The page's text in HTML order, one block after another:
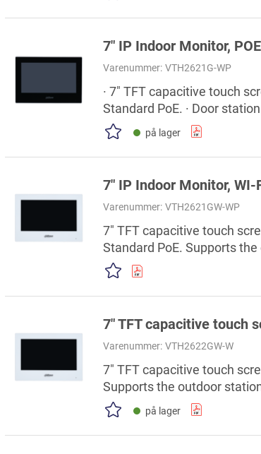
7" IP Indoor Monitor,
Varenummer: VTH2621G-WP
· 7" TFT capacitive touch
Standard PoE. · Door
cost-effective.
på lager
7" IP Indoor Monitor, WI-
Varenummer: VTH2621GW-WP
7" TFT capacitive touch
Standard PoE. Supports
Customize DND mode and
7" TFT capacitive touch
Varenummer: VTH2622GW-W
7" TFT capacitive touch
Supports the outdoor
communication.
på lager